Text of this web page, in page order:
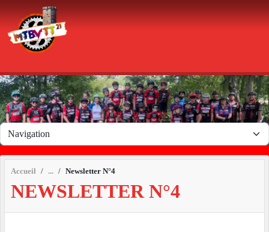
Accueil Newsletter N°4
NEWSLETTER N°4
Panneau de gestion des cookies